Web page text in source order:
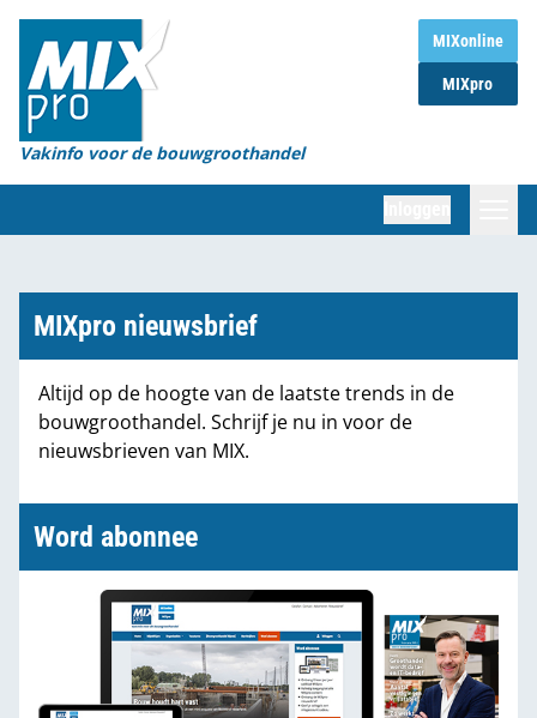
MIXonline
MIXpro
Vakinfo voor de bouwgroothandel
Home
Magazines
Organisaties
Marktcijfers
Partners
MIXpro nieuwsbrief
Altijd op de hoogte van de laatste trends in de
bouwgroothandel. Schrijf je nu in voor de
nieuwsbrieven van MIX.
Word abonnee